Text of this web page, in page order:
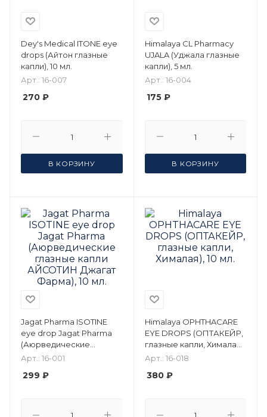
Dey's Medical ITONE eye
drops (Айтон глазные
капли), 10 мл.
Арт.: 16-007
270 ₽
В КОРЗИНУ
Himalaya CL Pharmacy
UJALA (Уджала глазные
капли), 5 мл.
Арт.: 16-004
175 ₽
В КОРЗИНУ
Jagat Pharma ISOTINE
eye drop Jagat Pharma
(Аюрведические
глазные капли
Фарма), 10 мл.
Арт.: 16-001
299 ₽
Himalaya OPHTHACARE
EYE DROPS (ОПТАКЕЙР,
глазные капли, Хималая),
10 мл.
Арт.: 16-018
380 ₽